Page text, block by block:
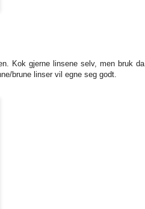
Kok gjerne linsene selv, men bruk da
brune linser vil egne seg godt.